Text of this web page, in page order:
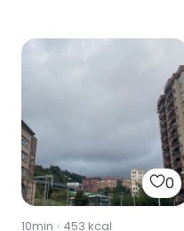
0
10min · 453 kcal